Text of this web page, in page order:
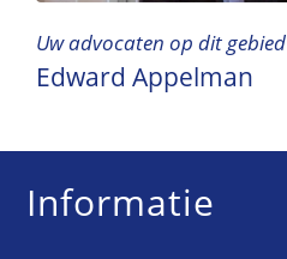
Uw advocaten op dit gebied
Edward Appelman
Informatie